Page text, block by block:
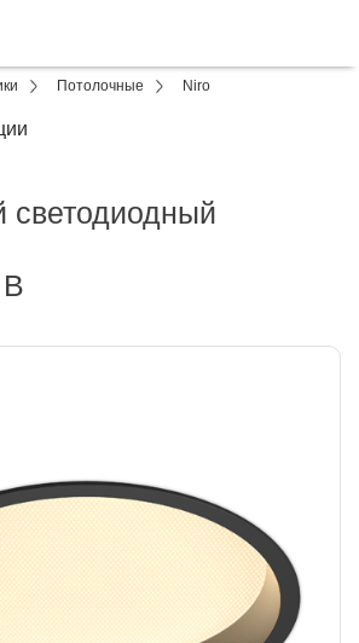
Потолочные Niro
светодиодный